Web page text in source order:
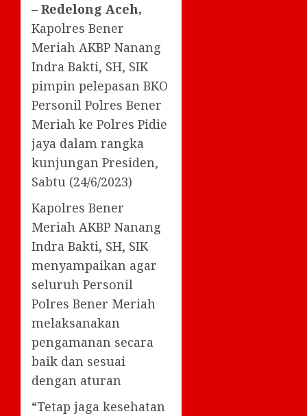
– Redelong Aceh,
Kapolres Bener
Meriah AKBP Nanang
Indra Bakti, SH, SIK
pimpin pelepasan BKO
Personil Polres Bener
Meriah ke Polres Pidie
jaya dalam rangka
kunjungan Presiden,
Sabtu (24/6/2023)
Kapolres Bener
Meriah AKBP Nanang
Indra Bakti, SH, SIK
menyampaikan agar
seluruh Personil
Polres Bener Meriah
melaksanakan
pengamanan secara
baik dan sesuai
dengan aturan
“Tetap jaga kesehatan